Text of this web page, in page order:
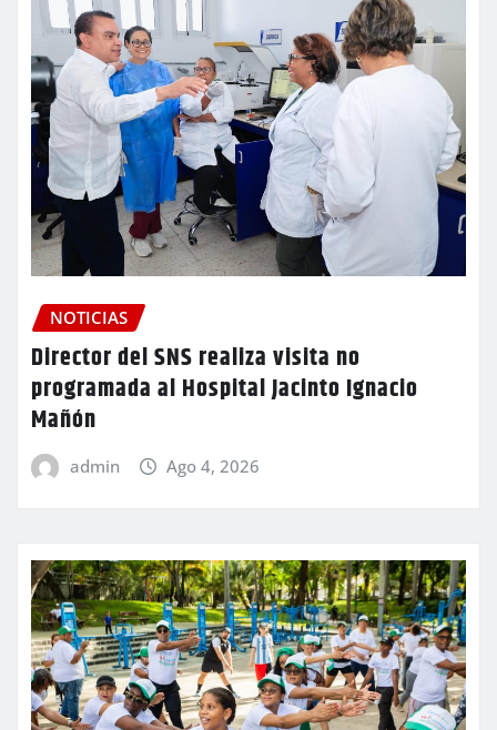
NOTICIAS
Director del SNS realiza visita no
programada al Hospital Jacinto Ignacio
Mañón
admin Ago 4, 2026